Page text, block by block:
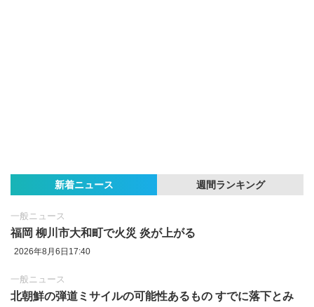
新着ニュース 週間ランキング
一般ニュース
福岡 柳川市大和町で火災 炎が上がる
2026年8月6日17:40
一般ニュース
北朝鮮の弾道ミサイルの可能性あるもの すでに落下とみ